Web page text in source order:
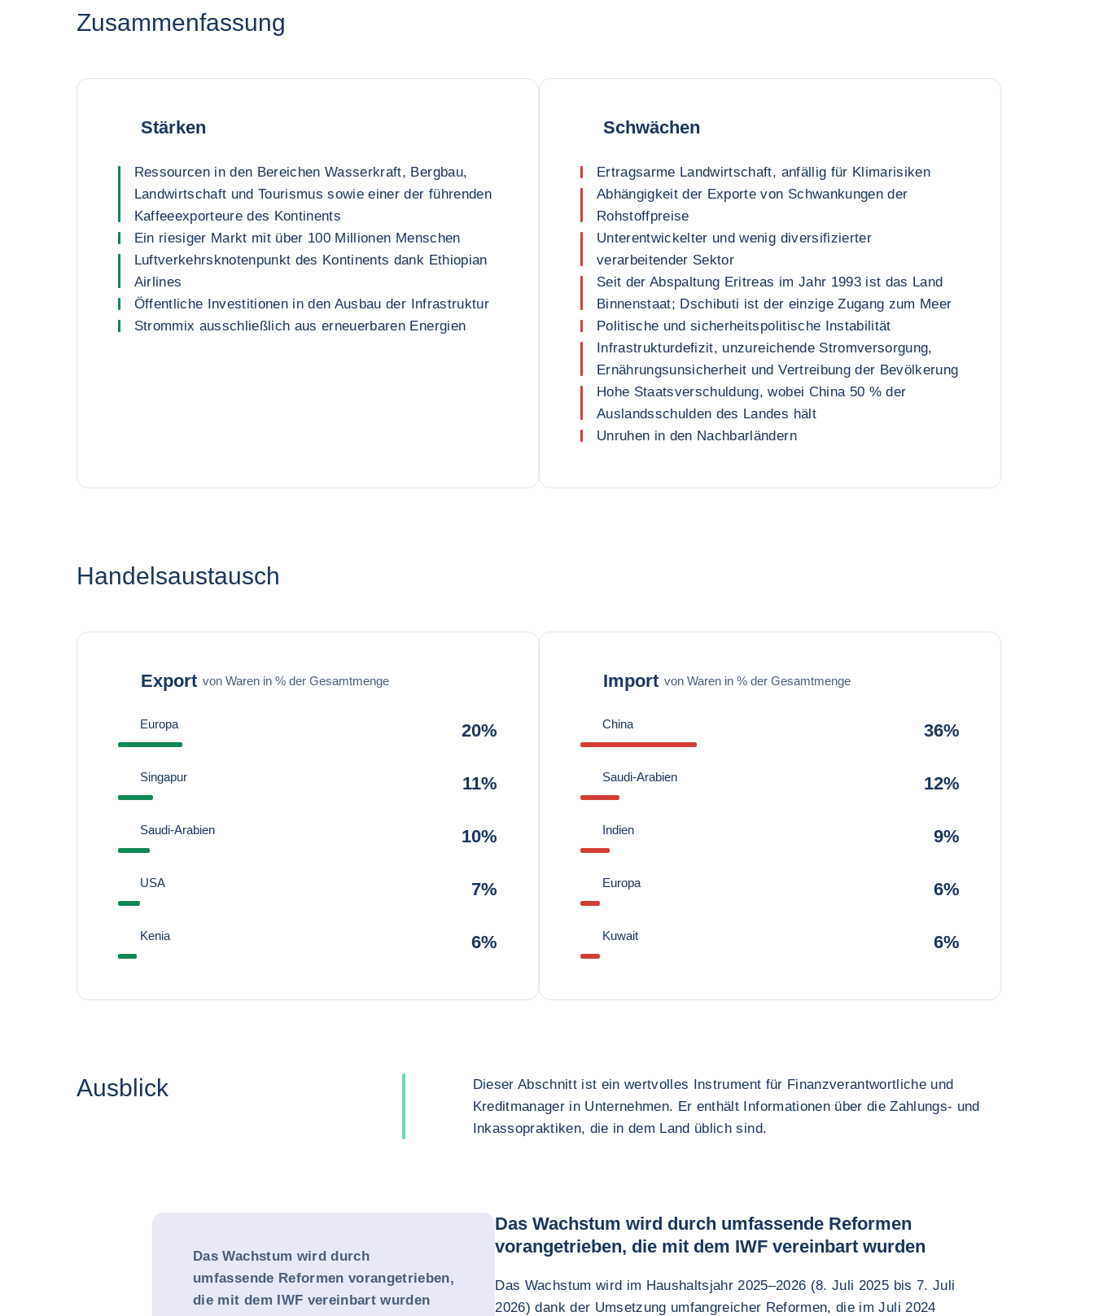
Zusammenfassung
Stärken
Ressourcen in den Bereichen Wasserkraft, Bergbau,
Landwirtschaft und Tourismus sowie einer der führenden
Kaffeeexporteure des Kontinents
Ein riesiger Markt mit über 100 Millionen Menschen
Luftverkehrsknotenpunkt des Kontinents dank Ethiopian
Airlines
Öffentliche Investitionen in den Ausbau der Infrastruktur
Strommix ausschließlich aus erneuerbaren Energien
Schwächen
Ertragsarme Landwirtschaft, anfällig für Klimarisiken
Abhängigkeit der Exporte von Schwankungen der
Rohstoffpreise
Unterentwickelter und wenig diversifizierter
verarbeitender Sektor
Seit der Abspaltung Eritreas im Jahr 1993 ist das Land
Binnenstaat; Dschibuti ist der einzige Zugang zum Meer
Politische und sicherheitspolitische Instabilität
Infrastrukturdefizit, unzureichende Stromversorgung,
Ernährungsunsicherheit und Vertreibung der Bevölkerung
Hohe Staatsverschuldung, wobei China 50 % der
Auslandsschulden des Landes hält
Unruhen in den Nachbarländern
Handelsaustausch
Export von Waren in % der Gesamtmenge
Europa 20%
Singapur 11%
Saudi-Arabien 10%
USA 7%
Kenia 6%
Import von Waren in % der Gesamtmenge
China 36%
Saudi-Arabien 12%
Indien 9%
Europa 6%
Kuwait 6%
Ausblick
Dieser Abschnitt ist ein wertvolles Instrument für Finanzverantwortliche und
Kreditmanager in Unternehmen. Er enthält Informationen über die Zahlungs- und
Inkassopraktiken, die in dem Land üblich sind.
Das Wachstum wird durch
umfassende Reformen vorangetrieben,
die mit dem IWF vereinbart wurden
Das Wachstum wird durch umfassende Reformen
vorangetrieben, die mit dem IWF vereinbart wurden
Das Wachstum wird im Haushaltsjahr 2025–2026 (8. Juli 2025 bis 7. Juli
2026) dank der Umsetzung umfangreicher Reformen, die im Juli 2024